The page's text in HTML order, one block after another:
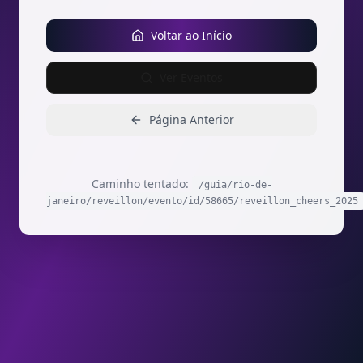
Voltar ao Início
Página Anterior
Caminho tentado:
/guia/rio-de-
janeiro/reveillon/evento/id/58665/reveillon_cheers_2025